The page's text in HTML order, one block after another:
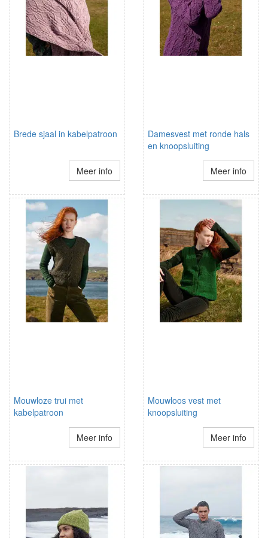
Brede sjaal in kabelpatroon
Meer info
Damesvest met ronde hals
en knoopsluiting
Meer info
Mouwloze trui met
kabelpatroon
Meer info
Mouwloos vest met
knoopsluiting
Meer info